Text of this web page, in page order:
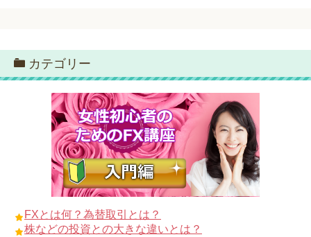
カテゴリー
FXとは何？為替取引とは？
株などの投資との大きな違いとは？